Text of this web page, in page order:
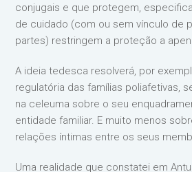
conjugais e que protegem,
de cuidado (com ou sem vínculo de
partes) restringem a proteção a
A ideia tedesca resolverá, por
regulatória das famílias poliafetivas,
na celeuma sobre o seu
entidade familiar. E muito menos
relações íntimas entre os seus
Uma realidade que constatei em